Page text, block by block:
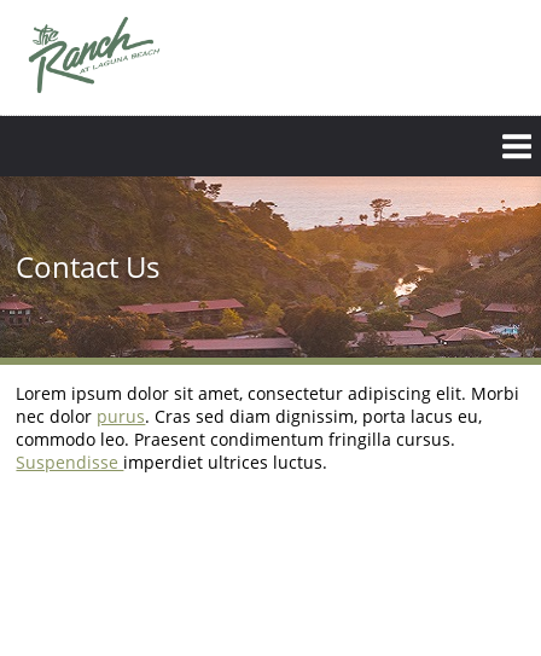
main
content
Contact Us
Lorem ipsum dolor sit amet, consectetur adipiscing elit. Morbi
nec dolor purus. Cras sed diam dignissim, porta lacus eu,
commodo leo. Praesent condimentum fringilla cursus.
Suspendisse imperdiet ultrices luctus.